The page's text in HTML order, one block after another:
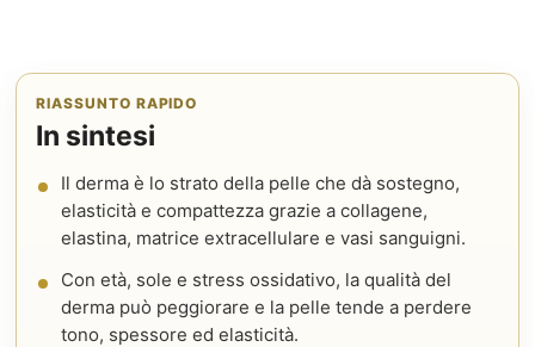
RIASSUNTO RAPIDO
In sintesi
Il derma è lo strato della pelle che dà sostegno,
elasticità e compattezza grazie a collagene,
elastina, matrice extracellulare e vasi sanguigni.
Con età, sole e stress ossidativo, la qualità del
derma può peggiorare e la pelle tende a perdere
tono, spessore ed elasticità.